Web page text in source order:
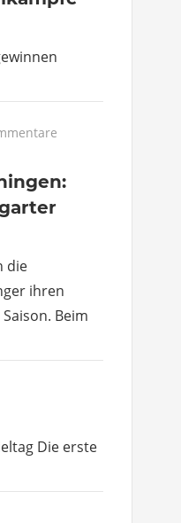
die
ihren
Beim
Die erste